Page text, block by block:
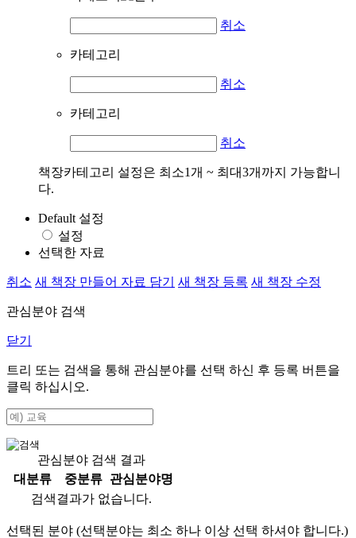
취소
카테고리
취소
카테고리
취소
책장카테고리 설정은 최소1개 ~ 최대3개까지 가능합니
다.
Default 설정
설정
선택한 자료
취소 새 책장 만들어 자료 담기 새 책장 등록 새 책장 수정
관심분야 검색
닫기
트리 또는 검색을 통해 관심분야를 선택 하신 후 등록 버튼을
클릭 하십시오.
관심분야 검색 결과
대분류
중분류
관심분야명
검색결과가 없습니다.
선택된 분야 (선택분야는 최소 하나 이상 선택 하셔야 합니다.)